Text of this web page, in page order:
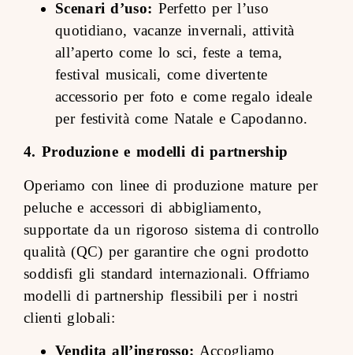
Scenari d’uso: Perfetto per l’uso
quotidiano, vacanze invernali, attività
all’aperto come lo sci, feste a tema,
festival musicali, come divertente
accessorio per foto e come regalo ideale
per festività come Natale e Capodanno.
4. Produzione e modelli di partnership
Operiamo con linee di produzione mature per
peluche e accessori di abbigliamento,
supportate da un rigoroso sistema di controllo
qualità (QC) per garantire che ogni prodotto
soddisfi gli standard internazionali. Offriamo
modelli di partnership flessibili per i nostri
clienti globali:
Vendita all’ingrosso: Accogliamo